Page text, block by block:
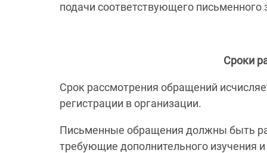
подачи соответствующего письменного
Сроки
Срок рассмотрения обращений
регистрации в организации.
Письменные обращения должны быть
требующие дополнительного изучения